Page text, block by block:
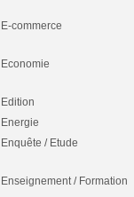
E-commerce
Economie
Edition
Energie
Enquête / Etude
Enseignement / Formation